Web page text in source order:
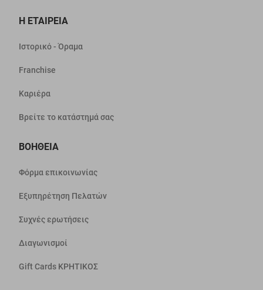
Η ΕΤΑΙΡΕΙΑ
Ιστορικό - Όραμα
Franchise
Καριέρα
Βρείτε το κατάστημά σας
ΒΟΗΘΕΙΑ
Φόρμα επικοινωνίας
Εξυπηρέτηση Πελατών
Συχνές ερωτήσεις
Διαγωνισμοί
Gift Cards ΚΡΗΤΙΚΟΣ